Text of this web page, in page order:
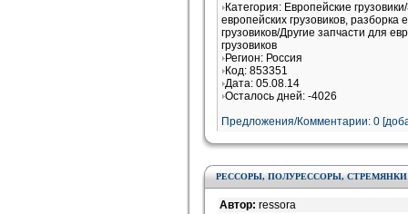
Категория: Европейские
европейских грузовиков, разборка
грузовиков/Другие запчасти для
грузовиков
Регион: Россия
Код: 853351
Дата: 05.08.14
Осталось дней: -4026
Предложения/Комментарии: 0
РЕССОРЫ, ПОЛУРЕССОРЫ, СТРЕМЯНКИ
Автор: ressora